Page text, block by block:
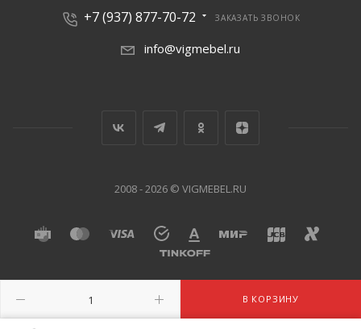
В КОРЗИНУ
+7 (937) 877-70-72 ЗАКАЗАТЬ ЗВОНОК
info@vigmebel.ru
2008 - 2026 © VIGMEBEL.RU